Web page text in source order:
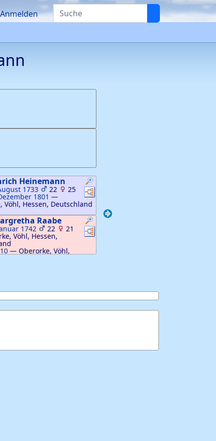
Suche
Anmelden
Verknüpfungen
Verknüpfungen
Heinemann
1733 22 25
1801 —
Vöhl, Hessen, Deutschland
Verknüpfungen
Verknüpfungen
Raabe
1742 22 21
Vöhl, Hessen,
— Oberorke, Vöhl,